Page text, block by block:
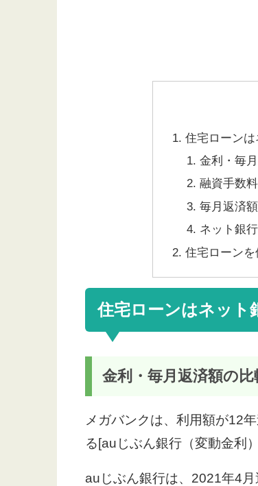
住宅ローンは
金利・毎
融資手数
毎月返済
ネット銀
住宅ローンを
住宅ローンはネット
金利・毎月返済額の比
メガバンクは、利用額が12
る[auじぶん銀行（変動金利
auじぶん銀行は、2021年4